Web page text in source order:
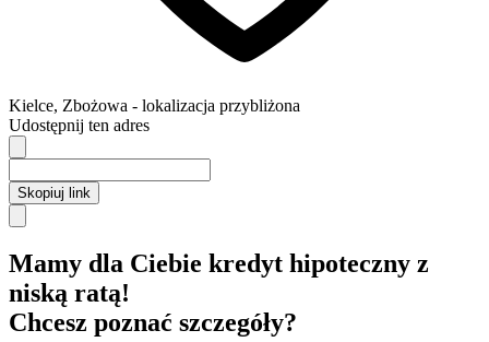
Kielce, Zbożowa - lokalizacja przybliżona
Udostępnij ten adres
Skopiuj link
Mamy dla Ciebie kredyt hipoteczny z
niską ratą!
Chcesz poznać szczegóły?